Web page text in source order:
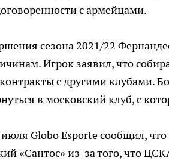
с армейцами.
сезона 2021/22
Игрок заявил, что
с другими клубами.
в московский клуб, с
Globo Esporte сообщил,
«Сантос» из-за того, что